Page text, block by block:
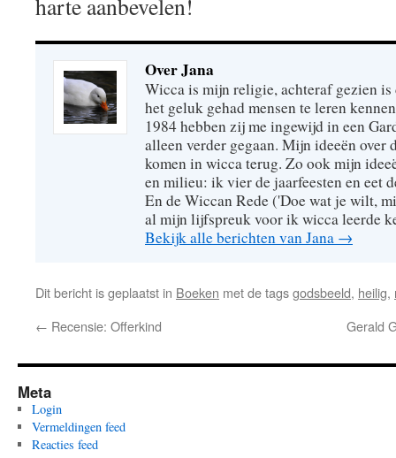
harte aanbevelen!
Over Jana
Wicca is mijn religie, achteraf gezien
het geluk gehad mensen te leren
1984 hebben zij me ingewijd in een
alleen verder gegaan. Mijn ideeën over
komen in wicca terug. Zo ook mijn
en milieu: ik vier de jaarfeesten en eet
En de Wiccan Rede ('Doe wat je wilt,
al mijn lijfspreuk voor ik wicca leerde
Bekijk alle berichten van Jana →
Dit bericht is geplaatst in Boeken met de tagsgodsbeeld, heilig,
← Recensie: Offerkind Gerald
Meta
Login
Vermeldingen feed
Reacties feed